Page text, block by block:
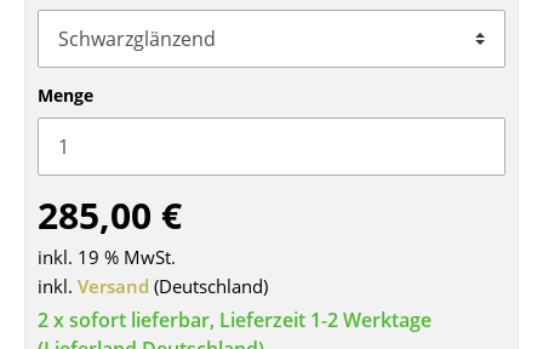
... alle Sitzmöbel
Tische
Esstische
Beistelltische
Couchtische
Schreibtische
Sekretäre & PC-Tische
Menge
285,00 €
inkl. 19 % MwSt.
inkl. Versand (Deutschland)
2 x sofort lieferbar, Lieferzeit 1-2 Werktage